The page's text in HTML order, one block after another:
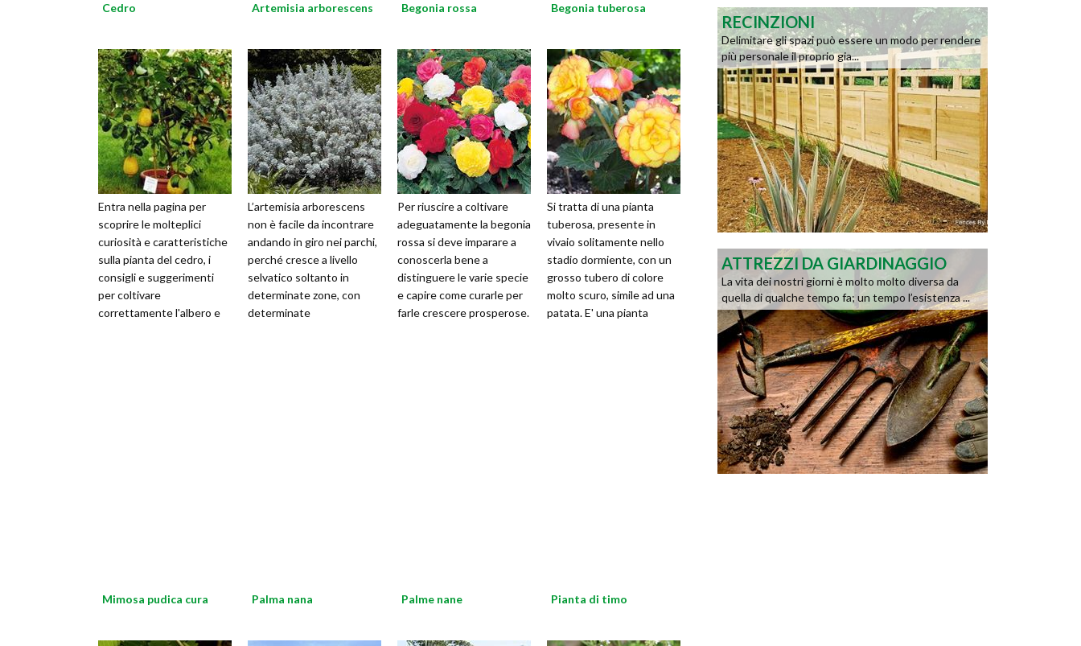
Cedro
Entra nella pagina per
scoprire le molteplici
curiosità e caratteristiche
sulla pianta del cedro, i
consigli e suggerimenti
per coltivare
correttamente l'albero e
Artemisia arborescens
L’artemisia arborescens
non è facile da incontrare
andando in giro nei parchi,
perché cresce a livello
selvatico soltanto in
determinate zone, con
determinate
Begonia rossa
Per riuscire a coltivare
adeguatamente la begonia
rossa si deve imparare a
conoscerla bene a
distinguere le varie specie
e capire come curarle per
farle crescere prosperose.
Begonia tuberosa
Si tratta di una pianta
tuberosa, presente in
vivaio solitamente nello
stadio dormiente, con un
grosso tubero di colore
molto scuro, simile ad una
patata. E' una pianta
Mimosa pudica cura Palma nana Palme nane Pianta di timo
RECINZIONI
Delimitare gli spazi può essere un modo per rendere
più personale il proprio gia...
ATTREZZI DA GIARDINAGGIO
La vita dei nostri giorni è molto molto diversa da
quella di qualche tempo fa; un tempo l’esistenza ...